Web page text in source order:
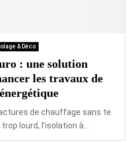
& Déco
: une solution
les travaux de
de chauffage sans te
lourd, l’isolation à...